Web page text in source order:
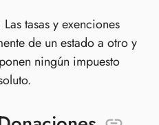
Las tasas y exenciones
de un estado a otro y
ningún impuesto